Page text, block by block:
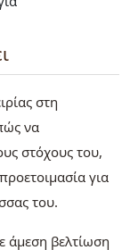
στη
να
στόχους του,
για
του.
άμεση βελτίωση